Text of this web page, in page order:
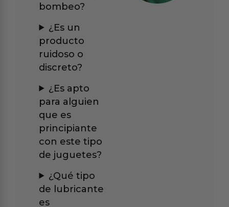
bombeo?
¿Es un
producto
ruidoso o
discreto?
¿Es apto
para alguien
que es
principiante
con este tipo
de juguetes?
¿Qué tipo
de lubricante
es